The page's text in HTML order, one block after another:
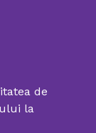
de
la